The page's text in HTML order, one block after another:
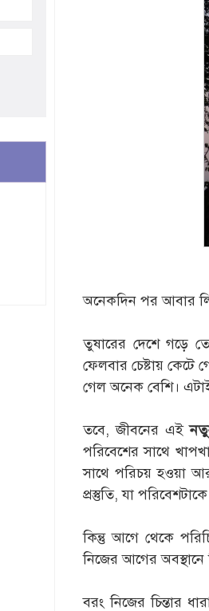
অনেকদিন পর আবার
তুষারের দেশে গড়ে
ফেলবার চেষ্টায়
গেল অনেক বেশি।
তবে, জীবনের এই
পরিবেশের সাথে
সাথে পরিচয় হওয়া
প্রস্তুতি, যা
কিন্তু আগে থেকে
নিজের আগের
বরং নিজের চিন্তার